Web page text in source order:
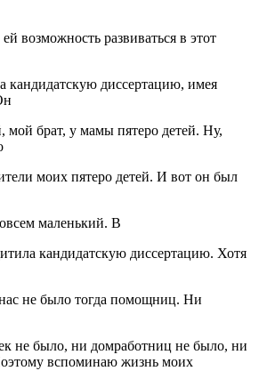
возможность развиваться в этот
кандидатскую диссертацию, имея
мой брат, у мамы пятеро детей. Ну,
моих пятеро детей. И вот он был
маленький. В
кандидатскую диссертацию. Хотя
не было тогда помощниц. Ни
не было, ни домработниц не было, ни
вспоминаю жизнь моих